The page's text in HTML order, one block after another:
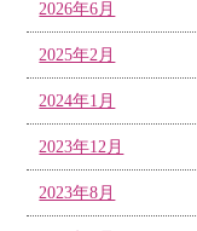
2026年6月
2025年2月
2024年1月
2023年12月
2023年8月